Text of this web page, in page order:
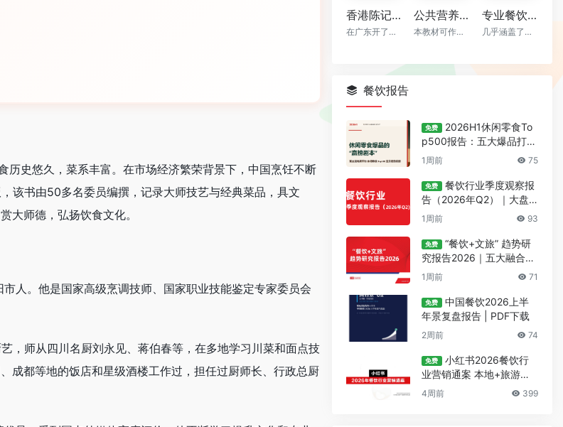
历史悠久，菜系丰富。在市场经济繁荣背景下，中国烹饪不断
该书由50多名委员编撰，记录大师技艺与经典菜品，具文
大师德，弘扬饮食文化。
人。他是国家高级烹调技师、国家职业技能鉴定专家委员会
，师从四川名厨刘永见、蒋伯春等，在多地学习川菜和面点技
成都等地的饭店和星级酒楼工作过，担任过厨师长、行政总厨
香港陈记烧腊 原价¥2800的烧腊系列配方技术 付费课视频（全套8.4G）
在广东开了烧腊教学培训和多家港式烧腊店
公共营养师 上 PDF下载
本教材可作为高等院校和职业院校学生、医疗机构的医护人员和营养工作者以及社会人士学习营养学的专业教材
专业餐饮百科：香辛料知识大全 v2版（68页）
几乎涵盖了市场上绝大多数香辛料的认识、香型、作用、禁忌 等...
餐饮报告
免费
2026H1休闲零食To
p500报告：五大爆品打法
与数据洞察
1周前 75
免费
餐饮行业季度观察报
告（2026年Q2）｜大盘
景气+六大赛道新品+新锐
1周前 93
免费
“餐饮+文旅” 趋势研
究报告2026｜五大融合模
式+量化文旅数据落地指南
1周前 71
免费
中国餐饮2026上半
年景复盘报告 | PDF下载
2周前 74
免费
小红书2026餐饮行
业营销通案 本地+旅游双
线种草实操指南
4周前 399